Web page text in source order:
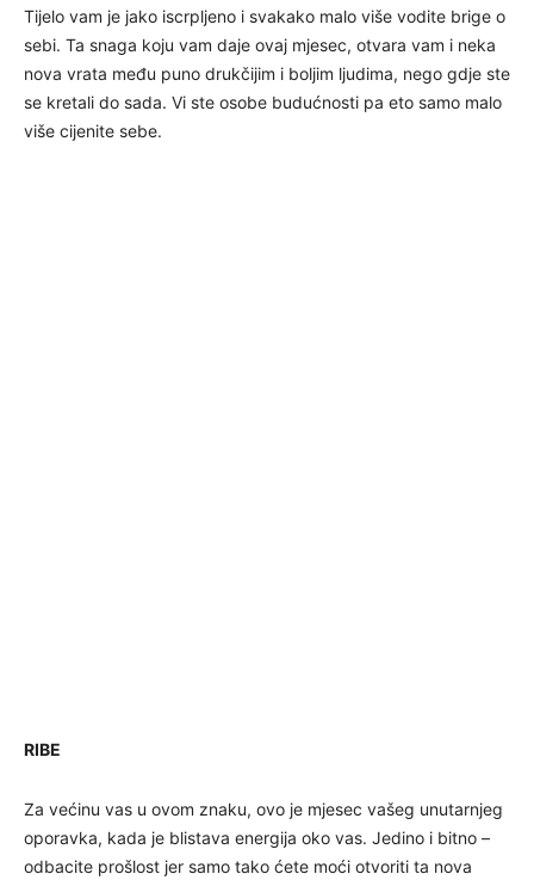
Tijelo vam je jako iscrpljeno i svakako malo više vodite brige o
sebi. Ta snaga koju vam daje ovaj mjesec, otvara vam i neka
nova vrata među puno drukčijim i boljim ljudima, nego gdje ste
se kretali do sada. Vi ste osobe budućnosti pa eto samo malo
više cijenite sebe.
RIBE
Za većinu vas u ovom znaku, ovo je mjesec vašeg unutarnjeg
oporavka, kada je blistava energija oko vas. Jedino i bitno –
odbacite prošlost jer samo tako ćete moći otvoriti ta nova